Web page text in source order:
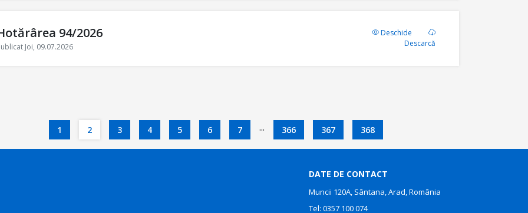
94/2026
Joi, 09.07.2026
Deschide
Descarcă
1 2 3 4 5 6 7 ... 366 367 368
DATE DE CONTACT
Muncii 120A, Sântana, Arad, România
Tel: 0357 100 074